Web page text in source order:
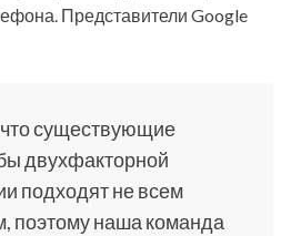
Представители Google
существующие
двухфакторной
подходят не всем
поэтому наша команда